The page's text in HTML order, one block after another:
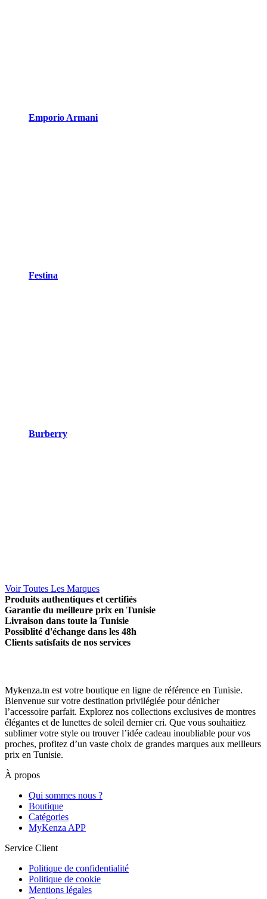
Emporio Armani
Festina
Burberry
Voir Toutes Les Marques
Produits authentiques et certifiés
Garantie du meilleure prix en Tunisie
Livraison dans toute la Tunisie
Possiblité d'échange dans les 48h
Clients satisfaits de nos services
Mykenza.tn est votre boutique en ligne de référence en Tunisie.
Bienvenue sur votre destination privilégiée pour dénicher
l’accessoire parfait. Explorez nos collections exclusives de montres
élégantes et de lunettes de soleil dernier cri. Que vous souhaitiez
sublimer votre style ou trouver l’idée cadeau inoubliable pour vos
proches, profitez d’un vaste choix de grandes marques aux meilleurs
prix en Tunisie.
À propos
Qui sommes nous ?
Boutique
Catégories
MyKenza APP
Service Client
Politique de confidentialité
Politique de cookie
Mentions légales